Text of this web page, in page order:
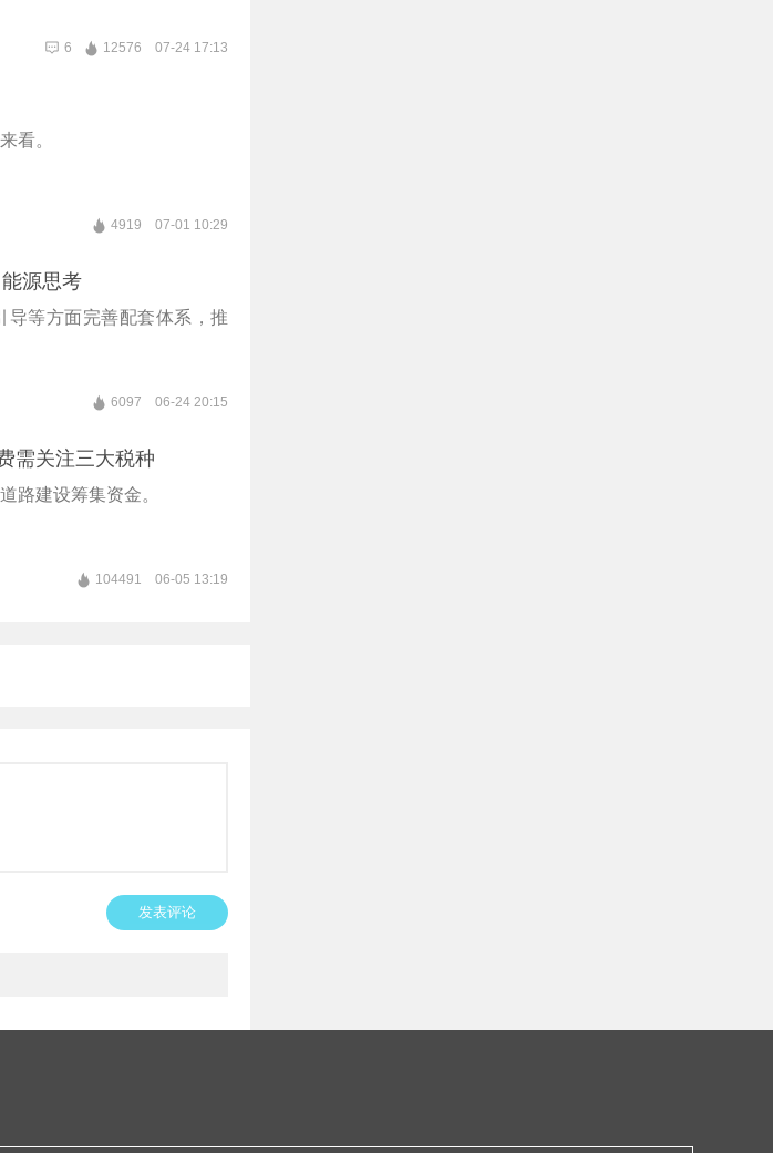
6 12576 07-24 17:13
看。
4919 07-01 10:29
源思考
导等方面完善配套体系，推
6097 06-24 20:15
需关注三大税种
路建设筹集资金。
104491 06-05 13:19
发表评论